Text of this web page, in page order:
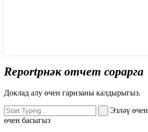
Reportрнәк отчет сорарга
Доклад алу өчен гаризаны калдырыгыз.
Эзләү
өчен басыгыз